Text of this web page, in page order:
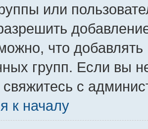
или
что
групп. Если вы
с
к началу